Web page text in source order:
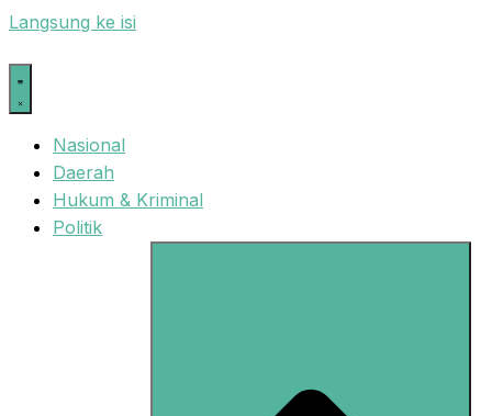
Langsung ke isi
Nasional
Daerah
Hukum & Kriminal
Politik